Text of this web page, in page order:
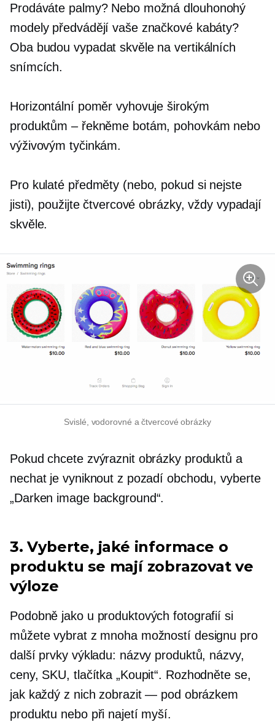
Prodáváte palmy? Nebo možnádlouhonohý
modely předvádějí vaše značkové kabáty?
Oba budou vypadat skvěle na vertikálních
snímcích.
Horizontální poměr vyhovuje širokým
produktům – řekněme botám, pohovkám nebo
výživovým tyčinkám.
Pro kulaté předměty (nebo, pokud si nejste
jisti), použijte čtvercové obrázky, vždy vypadají
skvěle.
Svislé, vodorovné a čtvercové obrázky
Pokud chcete zvýraznit obrázky produktů a
nechat je vyniknout z pozadí obchodu, vyberte
„Darken image background“.
3. Vyberte, jaké informace o
produktu se mají zobrazovat ve
výloze
Podobně jako u produktových fotografií si
můžete vybrat z mnoha možností designu pro
další prvky výkladu: názvy produktů, názvy,
ceny, SKU, tlačítka „Koupit“. Rozhodněte se,
jak každý z nich zobrazit — pod obrázkem
produktu nebo při najetí myší.